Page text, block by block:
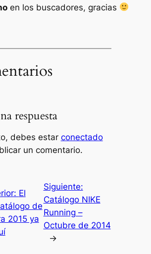
en los buscadores, gracias
respuesta
debes estar conectado
un comentario.
El
de
2015 ya
Siguiente:
Catálogo NIKE
Running –
Octubre de 2014
→